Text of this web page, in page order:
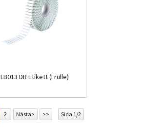
LB013 DR Etikett (I rulle)
2 Nästa> >> Sida 1/2